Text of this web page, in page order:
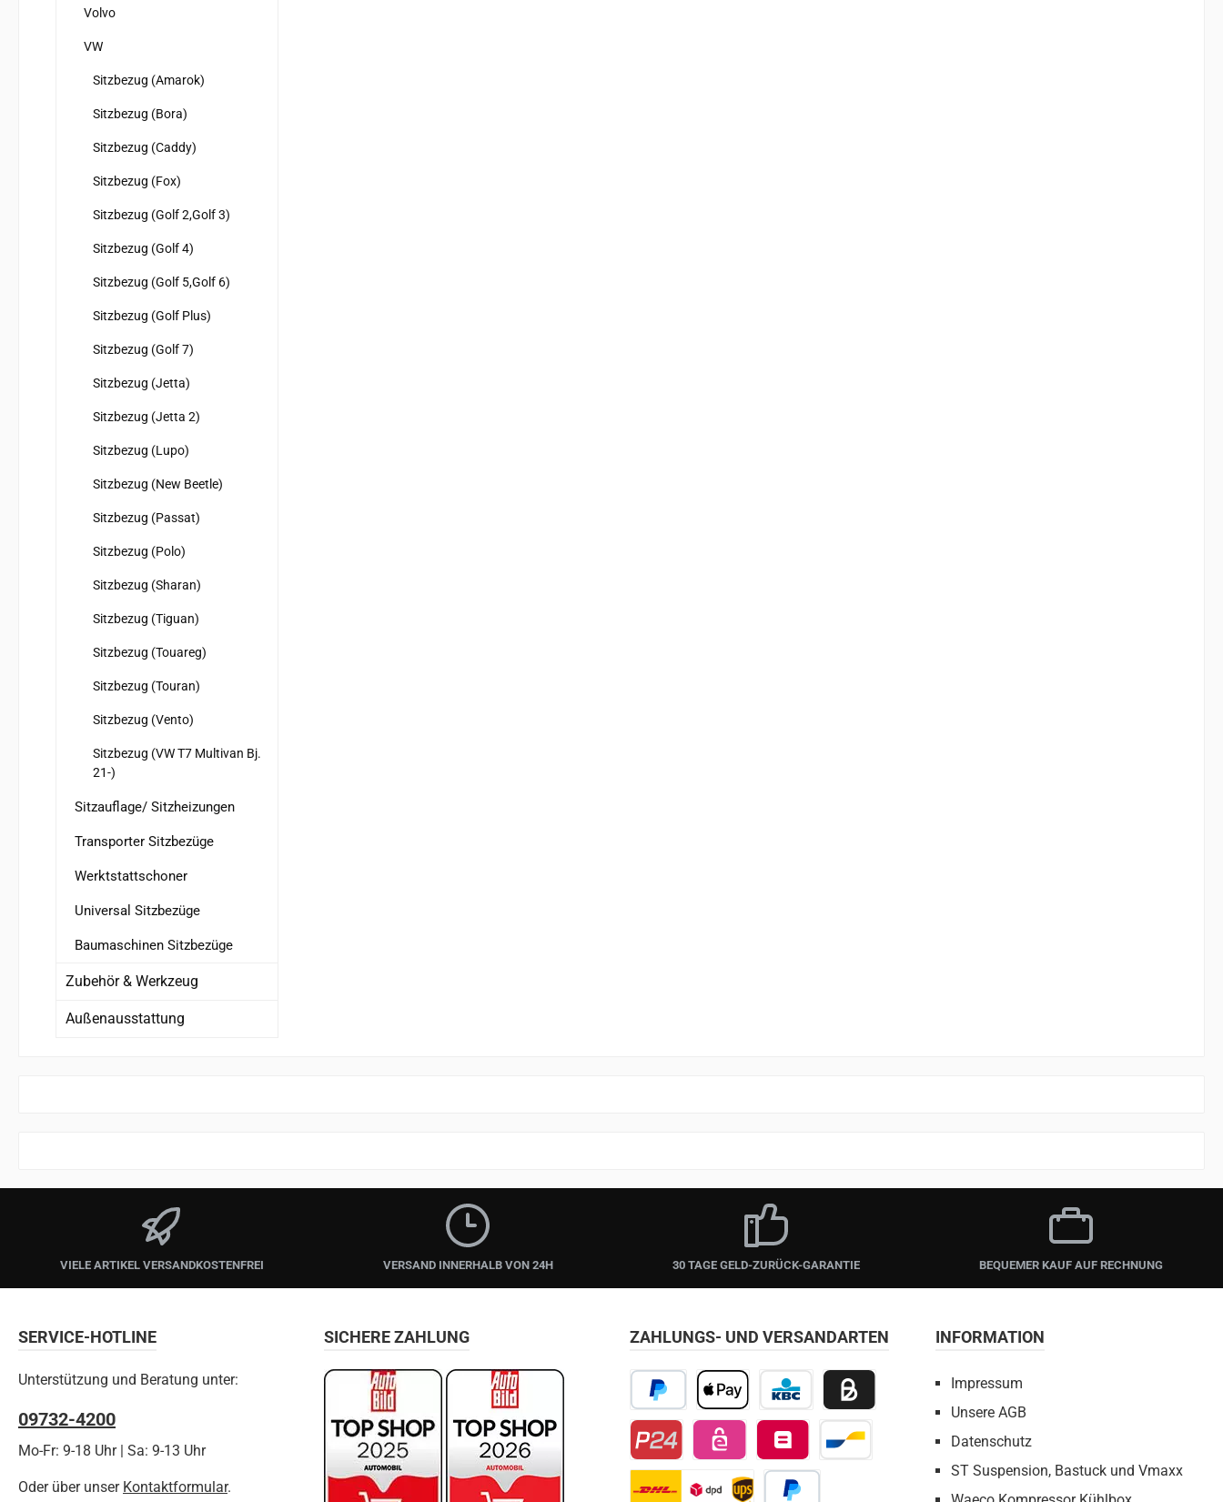
Volvo
VW
Sitzbezug (Amarok)
Sitzbezug (Bora)
Sitzbezug (Caddy)
Sitzbezug (Fox)
Sitzbezug (Golf 2,Golf 3)
Sitzbezug (Golf 4)
Sitzbezug (Golf 5,Golf 6)
Sitzbezug (Golf Plus)
Sitzbezug (Golf 7)
Sitzbezug (Jetta)
Sitzbezug (Jetta 2)
Sitzbezug (Lupo)
Sitzbezug (New Beetle)
Sitzbezug (Passat)
Sitzbezug (Polo)
Sitzbezug (Sharan)
Sitzbezug (Tiguan)
Sitzbezug (Touareg)
Sitzbezug (Touran)
Sitzbezug (Vento)
Sitzbezug (VW T7 Multivan Bj.
21-)
Sitzauflage/ Sitzheizungen
Transporter Sitzbezüge
Werktstattschoner
Universal Sitzbezüge
Baumaschinen Sitzbezüge
Zubehör & Werkzeug
Außenausstattung
VIELE ARTIKEL VERSANDKOSTENFREI VERSAND INNERHALB VON 24H 30 TAGE GELD-ZURÜCK-GARANTIE BEQUEMER KAUF AUF RECHNUNG
SERVICE-HOTLINE
Unterstützung und Beratung unter:
09732-4200
Mo-Fr: 9-18 Uhr | Sa: 9-13 Uhr
Oder über unser Kontaktformular.
ZAHLUNGS- UND VERSANDARTEN
PayPal Apple PayKBC/CBC PaymentBillie / Kauf auf Rechnung
Przelewy24 Belfius Direct Net
Bancontact
INFORMATION
Impressum
Unsere AGB
Datenschutz
ST Suspension, Bastuck und Vmaxx
SICHERE ZAHLUNG